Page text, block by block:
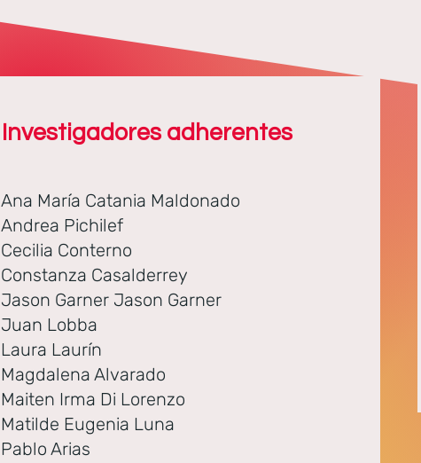
Investigadores adherentes
Ana María Catania Maldonado
Andrea Pichilef
Cecilia Conterno
Constanza Casalderrey
Jason Garner Jason Garner
Juan Lobba
Laura Laurín
Magdalena Alvarado
Maiten Irma Di Lorenzo
Matilde Eugenia Luna
Pablo Arias